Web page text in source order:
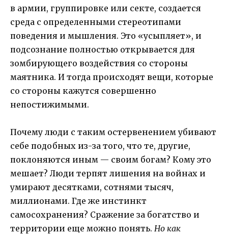
в армии, группировке или секте, создается
среда с определенными стереотипами
поведения и мышления. Это «усыпляет», и
подсознание полностью открывается для
зомбирующего воздействия со стороны
маятника. И тогда происходят вещи, которые
со стороны кажутся совершенно
непостижимыми.
Почему люди с таким остервенением убивают
себе подобных из-за того, что те, другие,
поклоняются иным — своим богам? Кому это
мешает? Люди терпят лишения на войнах и
умирают десятками, сотнями тысяч,
миллионами. Где же инстинкт
самосохранения? Сражение за богатство и
территории еще можно понять. Но как